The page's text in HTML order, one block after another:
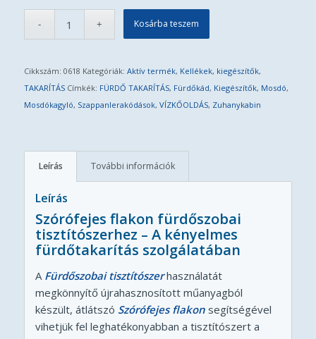
Kosárba teszem
Cikkszám: 0618 Kategóriák: Aktív termék, Kellékek, kiegészítők,
TAKARÍTÁS Címkék: FÜRDŐ TAKARÍTÁS, Fürdőkád, Kiegészítők, Mosdó,
Mosdókagyló, Szappanlerakódások, VÍZKŐOLDÁS, Zuhanykabin
Leírás További információk
Leírás
Szórófejes flakon fürdőszobai
tisztítószerhez – A kényelmes
fürdőtakarítás szolgálatában
A Fürdőszobai tisztítószerhasználatát
megkönnyítő újrahasznosított műanyagból
készült, átlátszó Szórófejes flakonsegítségével
vihetjük fel leghatékonyabban a tisztítószert a